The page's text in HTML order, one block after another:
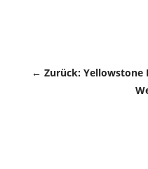
← Zurück: Yellowstone